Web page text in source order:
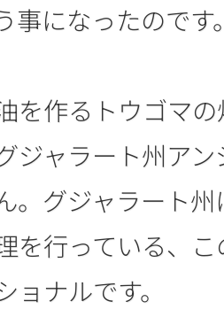
事になったのです
を作るトウゴマ
ジャラート州ア
。グジャラート
を行っている、
ナルです。